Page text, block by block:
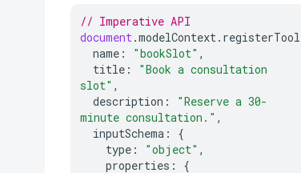
// Imperative API
document.modelContext. registerTool
name : "bookSlot" ,
title :
"Book a consultation
slot" ,
description :
"Reserve a 30-
minute consultation." ,
inputSchema :
{
type : "object" ,
properties :
{